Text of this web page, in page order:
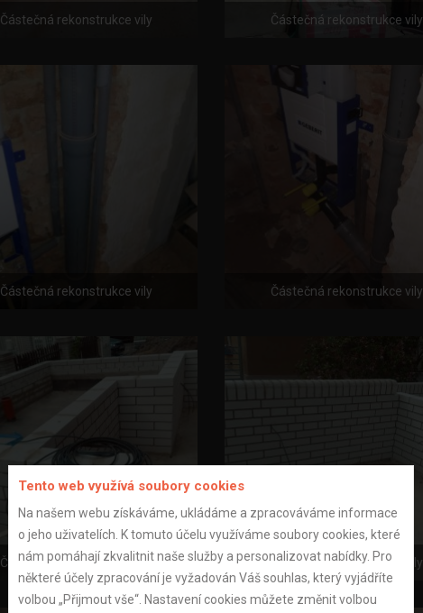
Částečná rekonstrukce vily Částečná rekonstrukce vily
Částečná rekonstrukce vily Částečná rekonstrukce vily
Částečná rekonstrukce vily Částečná rekonstrukce vily
Tento web využívá soubory cookies
Na našem webu získáváme, ukládáme a zpracováváme informace
o jeho uživatelích. K tomuto účelu využíváme soubory cookies, které
nám pomáhají zkvalitnit naše služby a personalizovat nabídky. Pro
některé účely zpracování je vyžadován Váš souhlas, který vyjádříte
volbou „Přijmout vše“. Nastavení cookies můžete změnit volbou